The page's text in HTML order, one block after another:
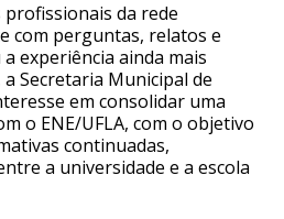
da rede
com perguntas, relatos e
experiência ainda mais
Secretaria Municipal de
em consolidar uma
o ENE/UFLA, com o objetivo
continuadas,
a universidade e a escola